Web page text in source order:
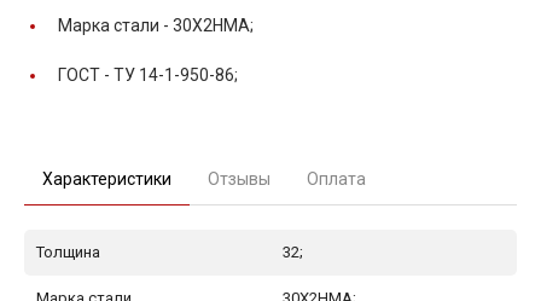
Марка стали - 30Х2НМА;
ГОСТ - ТУ 14-1-950-86;
Характеристики Отзывы Оплата
Толщина 32;